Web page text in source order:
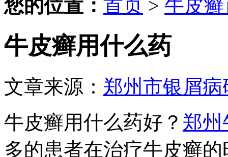
您的位置： 首页 > 牛皮
牛皮癣用什么药
文章来源： 郑州市银屑病
牛皮癣用什么药好？ 郑州
多的患者在治疗牛皮癣